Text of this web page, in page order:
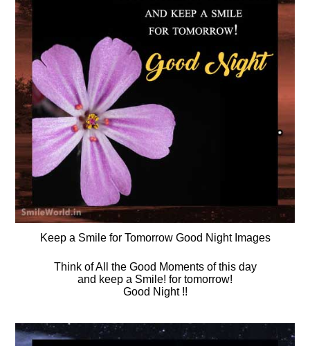
Keep a Smile for Tomorrow Good Night Images
Think of All the Good Moments of this day
and keep a Smile! for tomorrow!
Good Night !!